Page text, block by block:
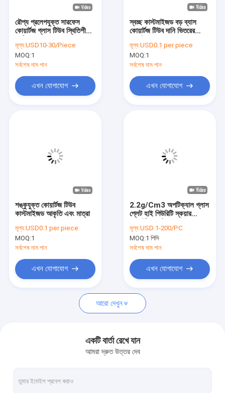
কারখানা পরিদর্শন
আমাদের সাথে যোগাযোগ
অপটিক্যাল কোয়ার্টজ গ্লাস
রৌপ্য প্রলেপযুক্ত সারফেস
কোয়ার্টজ গ্লাস টিউব স্থিতিশীল
মূল্য:USD10-30/Piece
MOQ:1
সর্বশেষ দাম পান
এখন যোগাযোগ
স্বচ্ছ কাস্টমাইজড বড় ব্যাস
কোয়ার্টজ টিউব দানি ভিতরের
মূল্য:USD0.1 per piece
MOQ:1
সর্বশেষ দাম পান
এখন যোগাযোগ
শঙ্কুযুক্ত কোয়ার্টজ টিউব
কাস্টমাইজড আকৃতি এবং মাত্রা
মূল্য:USD0.1 per piece
MOQ:1
সর্বশেষ দাম পান
এখন যোগাযোগ
2.2g/Cm3 অপটিক্যাল গ্লাস
প্লেট হাই পিউরিটি স্কয়ার
মূল্য:USD 1-200/PC
MOQ:1 পিসি
সর্বশেষ দাম পান
এখন যোগাযোগ
আরো দেখুন
একটি বার্তা রেখে যান
আমরা দ্রুত উত্তর দেব